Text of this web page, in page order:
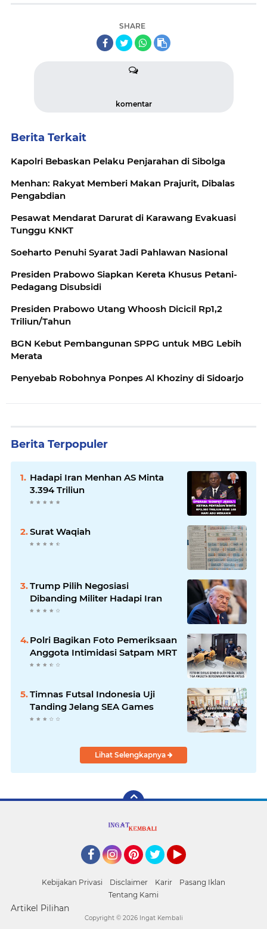
SHARE
komentar
Berita Terkait
Kapolri Bebaskan Pelaku Penjarahan di Sibolga
Menhan: Rakyat Memberi Makan Prajurit, Dibalas
Pengabdian
Pesawat Mendarat Darurat di Karawang Evakuasi
Tunggu KNKT
Soeharto Penuhi Syarat Jadi Pahlawan Nasional
Presiden Prabowo Siapkan Kereta Khusus Petani-
Pedagang Disubsidi
Presiden Prabowo Utang Whoosh Dicicil Rp1,2
Triliun/Tahun
BGN Kebut Pembangunan SPPG untuk MBG Lebih
Merata
Penyebab Robohnya Ponpes Al Khoziny di Sidoarjo
Berita Terpopuler
Hadapi Iran Menhan AS Minta
3.394 Triliun
Surat Waqiah
Trump Pilih Negosiasi
Dibanding Militer Hadapi Iran
Polri Bagikan Foto Pemeriksaan
Anggota Intimidasi Satpam MRT
Timnas Futsal Indonesia Uji
Tanding Jelang SEA Games
Lihat Selengkapnya
Kebijakan Privasi Disclaimer Karir
Pasang Iklan
Tentang Kami
Artikel Pilihan
Copyright © 2026 Ingat Kembali